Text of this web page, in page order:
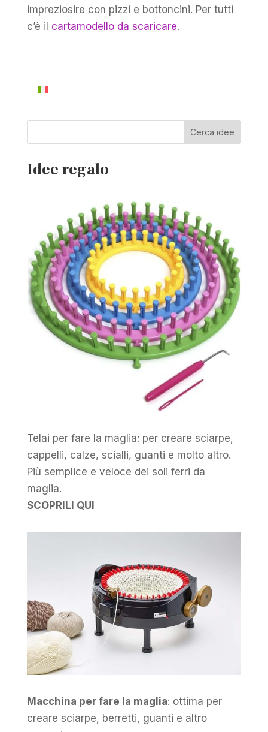
impreziosire con pizzi e bottoncini. Per tutti
c’è il cartamodello da scaricare.
Cerca idee
Idee regalo
Telai per fare la maglia: per creare sciarpe,
cappelli, calze, scialli, guanti e molto altro.
Più semplice e veloce dei soli ferri da
maglia.
SCOPRILI QUI
Macchina per fare la maglia: ottima per
creare sciarpe, berretti, guanti e altro